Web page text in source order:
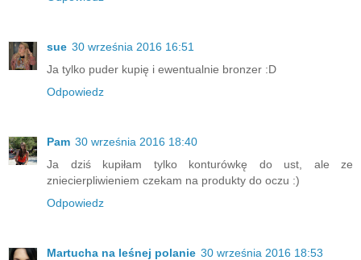
sue 30 września 2016 16:51
Ja tylko puder kupię i ewentualnie bronzer :D
Odpowiedz
Pam 30 września 2016 18:40
Ja dziś kupiłam tylko konturówkę do ust, ale ze
zniecierpliwieniem czekam na produkty do oczu :)
Odpowiedz
Martucha na leśnej polanie 30 września 2016 18:53